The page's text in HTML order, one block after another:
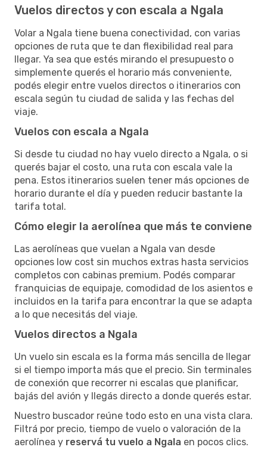
Vuelos directos y con escala a Ngala
Volar a Ngala tiene buena conectividad, con varias
opciones de ruta que te dan flexibilidad real para
llegar. Ya sea que estés mirando el presupuesto o
simplemente querés el horario más conveniente,
podés elegir entre vuelos directos o itinerarios con
escala según tu ciudad de salida y las fechas del
viaje.
Vuelos con escala a Ngala
Si desde tu ciudad no hay vuelo directo a Ngala, o si
querés bajar el costo, una ruta con escala vale la
pena. Estos itinerarios suelen tener más opciones de
horario durante el día y pueden reducir bastante la
tarifa total.
Cómo elegir la aerolínea que más te conviene
Las aerolíneas que vuelan a Ngala van desde
opciones low cost sin muchos extras hasta servicios
completos con cabinas premium. Podés comparar
franquicias de equipaje, comodidad de los asientos e
incluidos en la tarifa para encontrar la que se adapta
a lo que necesitás del viaje.
Vuelos directos a Ngala
Un vuelo sin escala es la forma más sencilla de llegar
si el tiempo importa más que el precio. Sin terminales
de conexión que recorrer ni escalas que planificar,
bajás del avión y llegás directo a donde querés estar.
Nuestro buscador reúne todo esto en una vista clara.
Filtrá por precio, tiempo de vuelo o valoración de la
aerolínea y reservá tu vuelo a Ngala en pocos clics.